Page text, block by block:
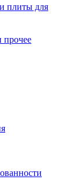
плиты для
прочее